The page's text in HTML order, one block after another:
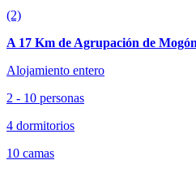
(2)
A 17 Km de Agrupación de
Alojamiento entero
2 - 10 personas
4 dormitorios
10 camas